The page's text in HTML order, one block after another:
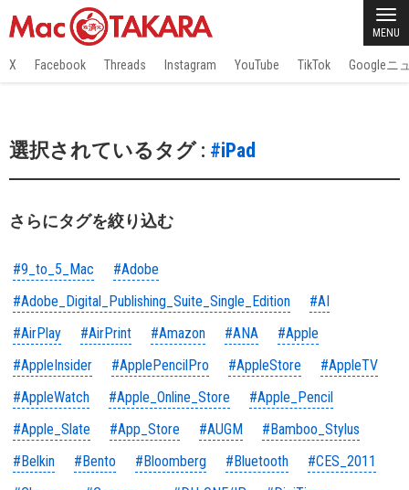
MENU
X Facebook Threads Instagram YouTube TikTok Googleニ
選択されているタグ : #iPad
さらにタグを絞り込む
#9_to_5_Mac
#Adobe
#Adobe_Digital_Publishing_Suite_Single_Edition
#AI
#AirPlay
#AirPrint #Amazon #ANA
#Apple
#AppleInsider
#ApplePencilPro #AppleStore
#AppleTV
#AppleWatch
#Apple_Online_Store
#Apple_Pencil
#Apple_Slate
#App_Store #AUGM
#Bamboo_Stylus
#Belkin
#Bento #Bloomberg #Bluetooth
#CES_2011